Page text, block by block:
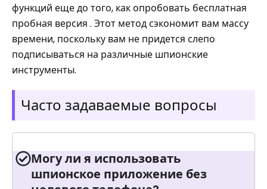
функций еще до того, как опробовать бесплатная
пробная версия . Этот метод сэкономит вам массу
времени, поскольку вам не придется слепо
подписываться на различные шпионские
инструменты.
Часто задаваемые вопросы
Могу ли я использовать
шпионское приложение без